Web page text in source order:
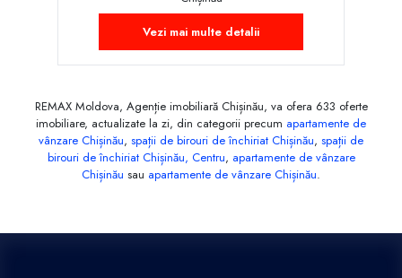
Vezi mai multe detalii
REMAX Moldova, Agenție imobiliară Chișinău, va ofera 633 oferte
imobiliare, actualizate la zi, din categorii precum apartamente de
vânzare Chișinău, spații de birouri de închiriat Chișinău, spații de
birouri de închiriat Chișinău, Centru, apartamente de vânzare
Chișinău sau apartamente de vânzare Chișinău.